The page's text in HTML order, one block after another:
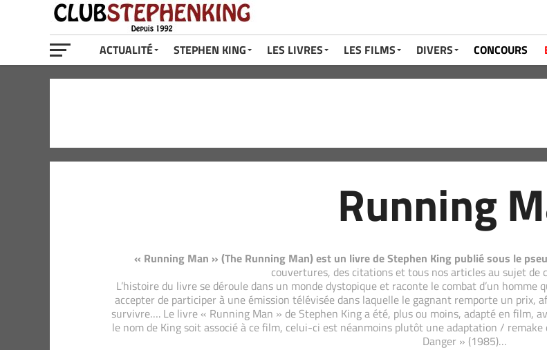
ACTUALITÉ STEPHEN KING LES LIVRES LES FILMS DIVERS CONCOURS
Running
« Running Man » (The Running Man) est un livre de Stephen King publié sous le
couvertures, des citations et tous nos articles au sujet de
L’histoire du livre se déroule dans un monde dystopique et raconte le combat d’un
accepter de participer à une émission télévisée dans laquelle le gagnant remporte un prix,
survivre…. Le livre « Running Man » de Stephen King a été, plus ou moins, adapté en film,
le nom de King soit associé à ce film, celui-ci est néanmoins plutôt une adaptation /
Danger » (1985)…